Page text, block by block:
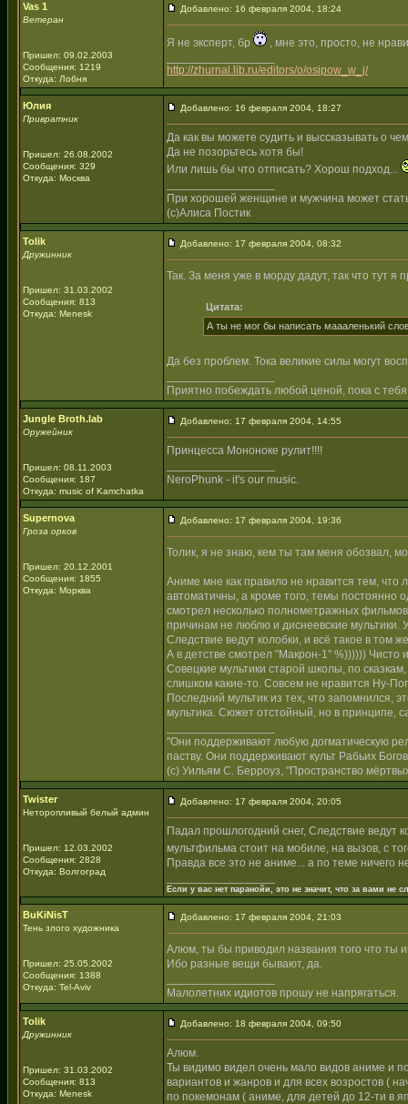
Vas 1
Ветеран
Пришел: 09.02.2003
Сообщения: 1219
Откуда: Лобня
Добавлено: 16 февраля 2004, 18:24
Я не эксперт, бр
, мне это, просто, не
http://zhurnal.lib.ru/editors/o/osipow_w_j/
Юлия
Привратник
Пришел: 26.08.2002
Сообщения: 329
Откуда: Москва
Добавлено: 16 февраля 2004, 18:27
Да как вы можете судить и выссказывать о
Да не позорьтесь хотя бы!
Или лишь бы что отписать? Хорош подход...
При хорошей женщине и мужчина может
(с)Алиса Постик
Tolik
Дружинник
Пришел: 31.03.2002
Сообщения: 813
Откуда: Menesk
Добавлено: 17 февраля 2004, 08:32
Так. За меня уже в морду дадут, так что тут я
Цитата:
А ты не мог бы написать маааленький
Да без проблем. Тока великие силы могут
Приятно побеждать любой ценой, пока с
Jungle Broth.lab
Оружейник
Пришел: 08.11.2003
Сообщения: 187
Откуда: music of Kamchatka
Добавлено: 17 февраля 2004, 14:55
Принцесса Мононоке рулит!!!!
NeroPhunk - it's our music.
Supernova
Гроза орков
Пришел: 20.12.2001
Сообщения: 1855
Откуда: Морква
Добавлено: 17 февраля 2004, 19:36
Толик, я не знаю, кем ты там меня обозвал,
Аниме мне как правило не нравится тем, что
автоматичны, а кроме того, темы постоянно
смотрел несколько полнометражных
причинам не люблю и диснеевские
Следствие ведут колобки, и всё такое в
А в детстве смотрел "Макрон-1" %)))))) Чисто
Совецкие мультики старой школы, по
слишком какие-то. Совсем не нравится Ну-
Последний мультик из тех, что запомнился,
мультика. Сюжет отстойный, но в принципе,
"Они поддерживают любую догматическую
паству. Они поддерживают культ Рабьих
(с) Уильям С. Берроуз, "Пространство
Twister
Неторопливый белый админ
Пришел: 12.03.2002
Сообщения: 2828
Откуда: Волгоград
Добавлено: 17 февраля 2004, 20:05
Падал прошлогодний снег, Следствие ведут
мультфильма стоит на мобиле, на вызов, с
Правда все это не аниме... а по теме ничего
Если у вас нет паранойи, это не значит, что за вами не
BuKiNisT
Тень злого художника
Пришел: 25.05.2002
Сообщения: 1388
Откуда: Tel-Aviv
Добавлено: 17 февраля 2004, 21:03
Алюм, ты бы приводил названия того что ты
Ибо разные вещи бывают, да.
Малолетних идиотов прошу не напрягаться.
Tolik
Дружинник
Пришел: 31.03.2002
Сообщения: 813
Откуда: Menesk
Добавлено: 18 февраля 2004, 09:50
Алюм.
Ты видимо видел очень мало видов аниме и
вариантов и жанров и для всех возростов (
по покемонам ( аниме, для детей до 12-ти в